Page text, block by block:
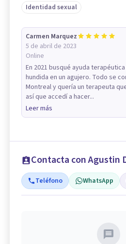
Identidad sexual
Carmen Marquez
5 de abril de 2023
Online
En 2021 busqué ayuda
hundida en un agujero. Todo se
Montreal y quería un terapeuta
así que accedí a hacer...
Leer más
Contacta con Agustin
Teléfono WhatsApp